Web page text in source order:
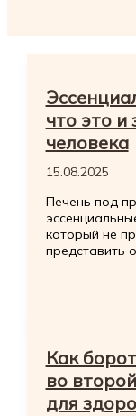
что это
человека
15.08.2025
Печень под
который не
представить
Как
во
для